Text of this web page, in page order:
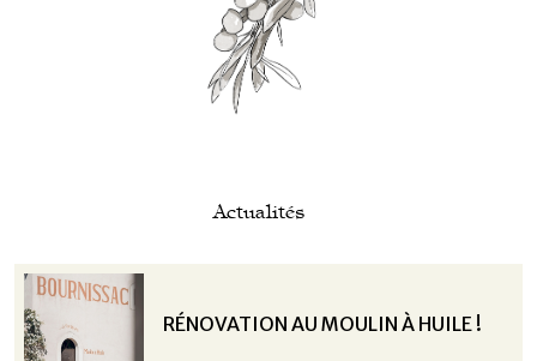
Actualités
RÉNOVATION AU MOULIN À HUILE !